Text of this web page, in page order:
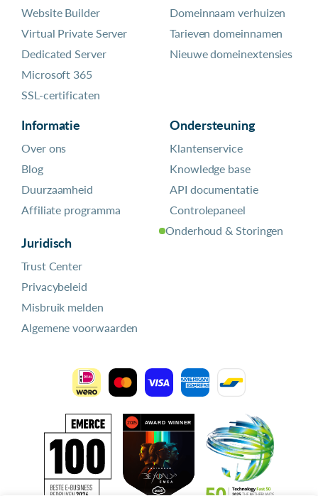
Website Builder
Virtual Private Server
Dedicated Server
Microsoft 365
SSL-certificaten
Domeinnaam verhuizen
Tarieven domeinnamen
Nieuwe domeinextensies
Informatie
Over ons
Blog
Duurzaamheid
Affiliate programma
Juridisch
Trust Center
Privacybeleid
Misbruik melden
Algemene voorwaarden
Ondersteuning
Klantenservice
Knowledge base
API documentatie
Controlepaneel
Onderhoud & Storingen